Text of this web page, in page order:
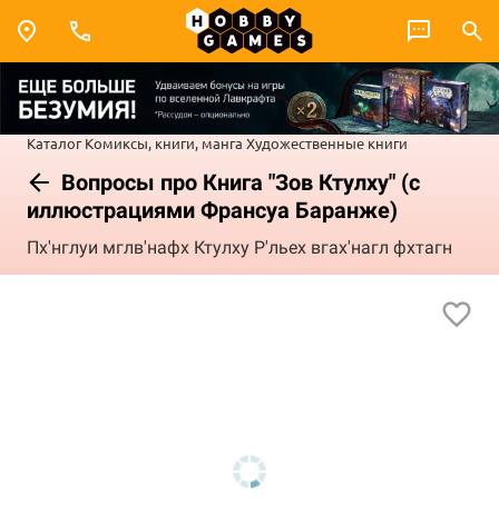
Каталог Комиксы, книги, манга Художественные книги
Вопросы про Книга "Зов Ктулху" (с
иллюстрациями Франсуа Баранже)
Пх'нглуи мглв'нафх Ктулху Р'льех вгах'нагл фхтагн